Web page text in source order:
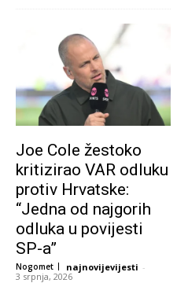
Joe Cole žestoko
kritizirao VAR odluku
protiv Hrvatske:
“Jedna od najgorih
odluka u povijesti
SP-a”
Nogomet najnovijevijesti -
3 srpnja, 2026